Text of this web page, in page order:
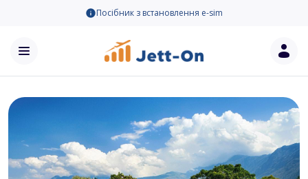
Посібник з встановлення e-sim